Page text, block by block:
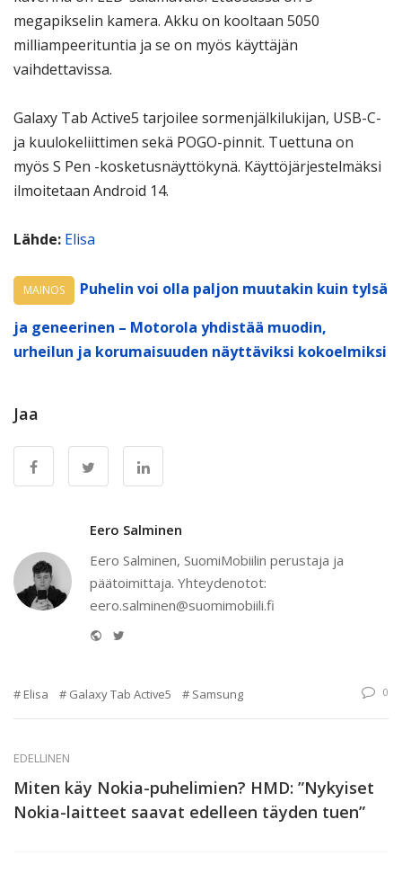
megapikselin kamera. Akku on kooltaan 5050
milliampeerituntia ja se on myös käyttäjän
vaihdettavissa.
Galaxy Tab Active5 tarjoilee sormenjälkilukijan, USB-C-
ja kuulokeliittimen sekä POGO-pinnit. Tuettuna on
myös S Pen -kosketusnäyttökynä. Käyttöjärjestelmäksi
ilmoitetaan Android 14.
Lähde: Elisa
MAINOS
Puhelin voi olla paljon muutakin kuin tylsä
ja geneerinen – Motorola yhdistää muodin,
urheilun ja korumaisuuden näyttäviksi kokoelmiksi
Jaa
Eero Salminen
Eero Salminen, SuomiMobiilin perustaja ja
päätoimittaja. Yhteydenotot:
eero.salminen@suomimobiili.fi
Website
Elisa Galaxy Tab Active5 Samsung 0
EDELLINEN
Miten käy Nokia-puhelimien? HMD: ”Nykyiset
Nokia-laitteet saavat edelleen täyden tuen”